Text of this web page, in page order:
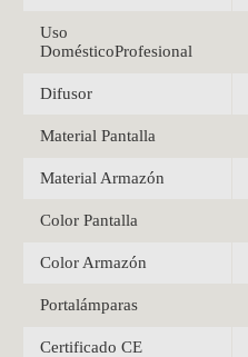
Uso
DomésticoProfesional
Difusor
Material Pantalla
Material Armazón
Color Pantalla
Color Armazón
Portalámparas
Certificado CE